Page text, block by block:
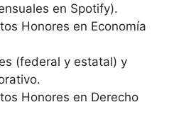
en Spotify).
Honores en Economía
(federal y estatal) y
Honores en Derecho